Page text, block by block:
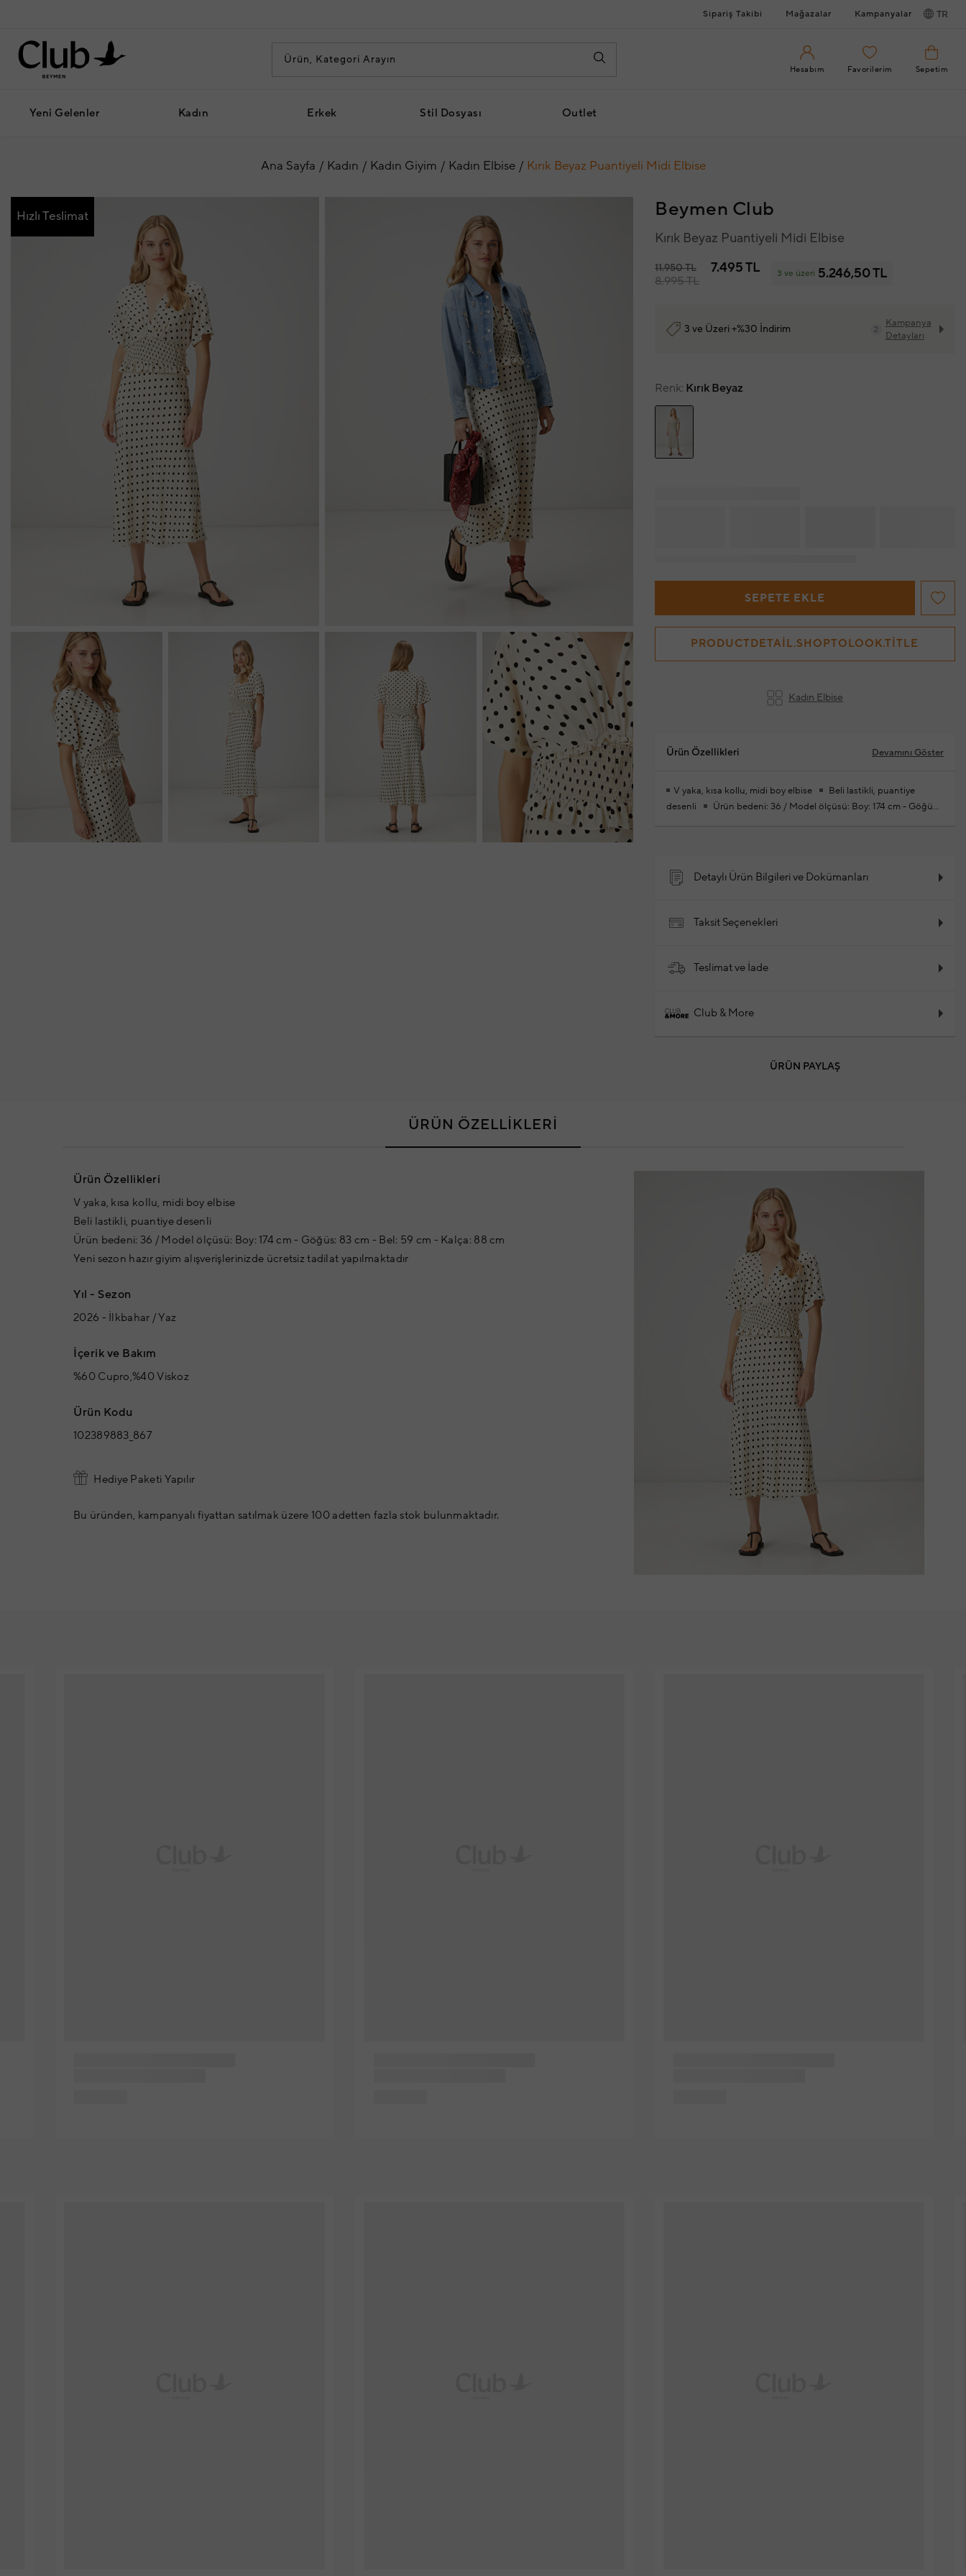
Sipariş Takibi Mağazalar Kampanyalar TR
Hesabım Favorilerim Sepetim
Yeni Gelenler Kadın Erkek Stil Dosyası Outlet
Ana Sayfa Kadın Kadın Giyim Kadın Elbise Kırık Beyaz Puantiyeli Midi Elbise
Hızlı Teslimat Beymen Club
Kırık Beyaz Puantiyeli Midi Elbise
11.950 TL
8.995 TL
7.495 TL 3 ve üzeri 5.246,50 TL
3 ve Üzeri +%30 İndirim 2
Kampanya
Detayları
Renk Kırık Beyaz
SEPETE EKLE
PRODUCTDETAIL.SHOPTOLOOK.TITLE
Kadın Elbise
Ürün Özellikleri Devamını Göster
V yaka, kısa kollu, midi boy elbise
Beli lastikli, puantiye
desenli
Ürün bedeni: 36 / Model ölçüsü: Boy: 174 cm - Göğüs:
102389883_867
Detaylı Ürün Bilgileri ve Dokümanları
Taksit Seçenekleri
Teslimat ve İade
Club & More
ÜRÜN PAYLAŞ
ÜRÜN ÖZELLİKLERİ
Ürün Özellikleri
V yaka, kısa kollu, midi boy elbise
Beli lastikli, puantiye desenli
Ürün bedeni: 36 / Model ölçüsü: Boy: 174 cm - Göğüs: 83 cm - Bel: 59 cm - Kalça: 88 cm
Yeni sezon hazır giyim alışverişlerinizde ücretsiz tadilat yapılmaktadır
Yıl - Sezon
2026 - İlkbahar / Yaz
İçerik ve Bakım
%60 Cupro,%40 Viskoz
Ürün Kodu
102389883_867
Hediye Paketi Yapılır
Bu üründen, kampanyalı fiyattan satılmak üzere 100 adetten fazla stok bulunmaktadır.